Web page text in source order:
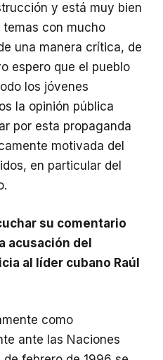
y está muy bien
con mucho
una manera crítica, de
espero que el pueblo
los jóvenes
la opinión pública
por esta propaganda
motivada del
en particular del
su comentario
acusación del
al líder cubano Raúl
como
ante las Naciones